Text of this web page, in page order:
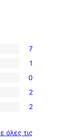
7
1
0
2
2
όλες τις